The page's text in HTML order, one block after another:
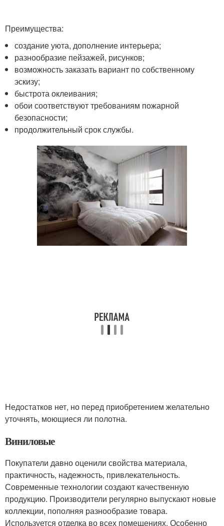
Преимущества:
создание уюта, дополнение интерьера;
разнообразие пейзажей, рисунков;
возможность заказать вариант по собственному
эскизу;
быстрота оклеивания;
обои соответствуют требованиям пожарной
безопасности;
продолжительный срок службы.
Недостатков нет, но перед приобретением желательно
уточнять, моющиеся ли полотна.
Виниловые
Покупатели давно оценили свойства материала,
практичность, надежность, привлекательность.
Современные технологии создают качественную
продукцию. Производители регулярно выпускают новые
коллекции, пополняя разнообразие товара.
Используется отделка во всех помещениях. Особенно